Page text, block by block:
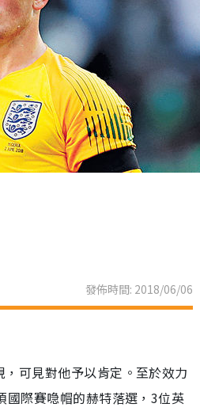
發佈時間: 2018/06/06
可見對他予以肯定。至於效力
際賽喼帽的赫特落選，3位英